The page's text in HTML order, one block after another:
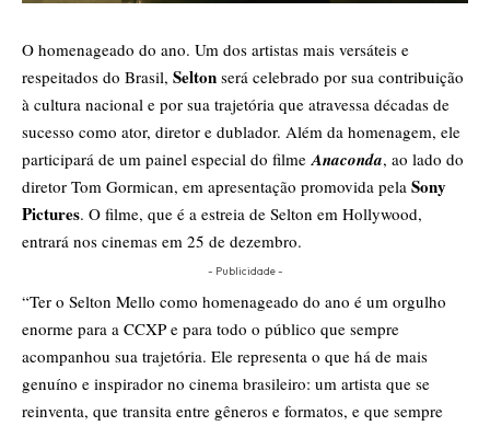
O homenageado do ano. Um dos artistas mais versáteis e
respeitados do Brasil, Selton será celebrado por sua contribuição
à cultura nacional e por sua trajetória que atravessa décadas de
sucesso como ator, diretor e dublador. Além da homenagem, ele
participará de um painel especial do filmeAnaconda, ao lado do
diretor Tom Gormican, em apresentação promovida pela Sony
Pictures. O filme, que é a estreia de Selton em Hollywood,
entrará nos cinemas em 25 de dezembro.
- Publicidade -
“Ter o Selton Mello como homenageado do ano é um orgulho
enorme para a CCXP e para todo o público que sempre
acompanhou sua trajetória. Ele representa o que há de mais
genuíno e inspirador no cinema brasileiro: um artista que se
reinventa, que transita entre gêneros e formatos, e que sempre